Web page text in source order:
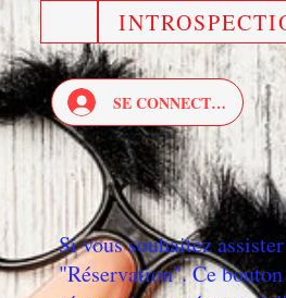
SE CONNECTER
Si vous souhaitez
"Réservation". Ce